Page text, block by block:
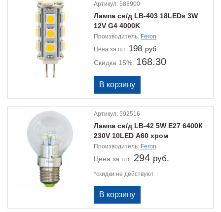
Артикул:588900
Лампа св/д LB-403 18LEDs 3W
12V G4 4000K
Производитель: Feron
Цена за шт: 198 руб.
Скидка 15%: 168.30
Артикул:592516
Лампа св/д LB-42 5W E27 6400К
230V 10LED А60 хром
Производитель: Feron
Цена за шт: 294 руб.
*скидки не действуют